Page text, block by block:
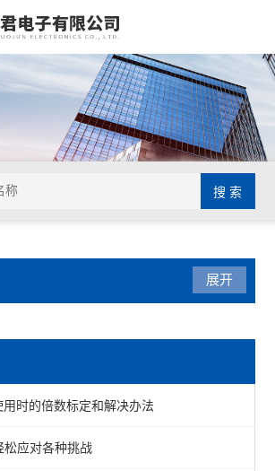
展开
用时的倍数标定和解决办法
松应对各种挑战